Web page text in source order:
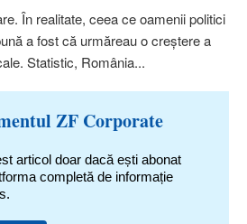
În realitate, ceea ce oamenii politici
a fost că urmăreau o creştere a
Statistic, România...
ZF Corporate
articol doar dacă ești abonat
completă de informație